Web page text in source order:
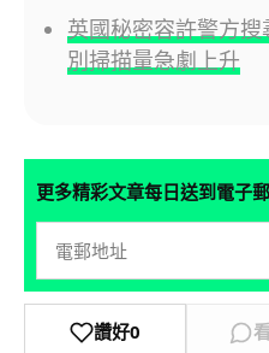
英國秘密容許警方
別掃描量急劇上升
更多精彩文章每日送到電子
讚好0